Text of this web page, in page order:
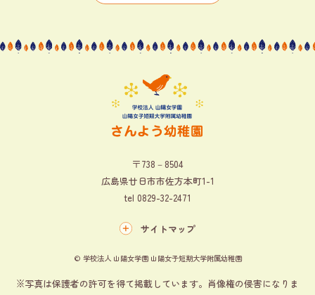
〒738－8504
広島県廿日市市佐方本町1-1
tel 0829-32-2471
サイトマップ
© 学校法人 山陽女学園 山陽女子短期大学附属幼稚園
※写真は保護者の許可を得て掲載しています。肖像権の侵害になりま